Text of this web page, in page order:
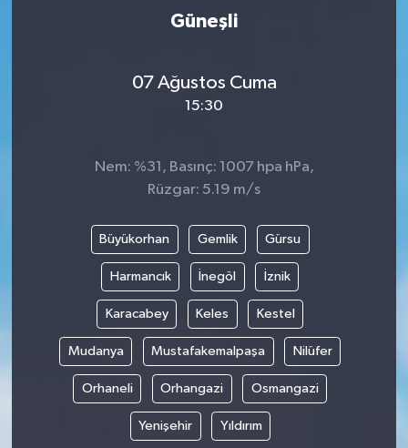
Güneşli
07 Ağustos Cuma
15:30
Nem: %31, Basınç: 1007 hpa hPa,
Rüzgar: 5.19 m/s
Büyükorhan Gemlik Gürsu
Harmancık İnegöl İznik
Karacabey Keles Kestel
Mudanya Mustafakemalpaşa Nilüfer
Orhaneli Orhangazi Osmangazi
Yenişehir Yıldırım